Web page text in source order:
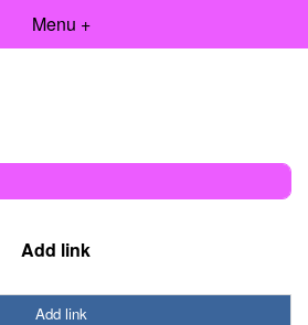
Menu +
Add link
Add link